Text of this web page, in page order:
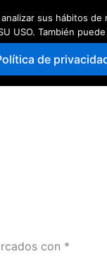
con *
sus hábitos
USO. También
de